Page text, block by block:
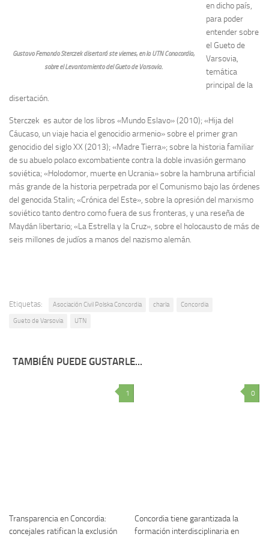
Gustavo Fernando Sterczek disertará ste viernes, en la UTN Conacordia,
sobre el Levantamiento del Gueto de Varsovia.
en dicho país,
para poder
entender sobre
el Gueto de
Varsovia,
temática
principal de la
disertación.
Sterczek es autor de los libros «Mundo Eslavo» (2010); «Hija del
Cáucaso, un viaje hacia el genocidio armenio» sobre el primer gran
genocidio del siglo XX (2013); «Madre Tierra»; sobre la historia familiar
de su abuelo polaco excombatiente contra la doble invasión germano
soviética; «Holodomor, muerte en Ucrania» sobre la hambruna artificial
más grande de la historia perpetrada por el Comunismo bajo las órdenes
del genocida Stalin; «Crónica del Este», sobre la opresión del marxismo
soviético tanto dentro como fuera de sus fronteras, y una reseña de
Maydán libertario; «La Estrella y la Cruz», sobre el holocausto de más de
seis millones de judíos a manos del nazismo alemán.
Etiquetas: Asociación Civil Polska Concordia charla Concordia
Gueto de Varsovia UTN
TAMBIÉN PUEDE GUSTARLE...
1
Transparencia en Concordia:
concejales ratifican la exclusión
0
Concordia tiene garantizada la
formación interdisciplinaria en